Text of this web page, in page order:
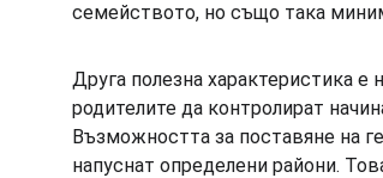
семейството, но също така
Друга полезна характеристика
родителите да контролират
Възможността за поставяне на
напуснат определени райони.